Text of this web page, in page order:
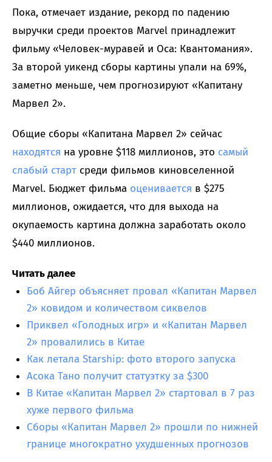
Пока, отмечает издание, рекорд по падению
выручки среди проектов Marvel принадлежит
фильму «Человек-муравей и Оса: Квантомания».
За второй уикенд сборы картины упали на 69%,
заметно меньше, чем прогнозируют «Капитану
Марвел 2».
Общие сборы «Капитана Марвел 2» сейчас
находятся на уровне $118 миллионов, это самый
слабый старт среди фильмов киновселенной
Marvel. Бюджет фильма оценивается в $275
миллионов, ожидается, что для выхода на
окупаемость картина должна заработать около
$440 миллионов.
Читать далее
Боб Айгер объясняет провал «Капитан Марвел
2» ковидом и количеством сиквелов
Приквел «Голодных игр» и «Капитан Марвел
2» провалились в Китае
Как летала Starship: фото второго запуска
Асока Тано получит статуэтку за $300
В Китае «Капитан Марвел 2» стартовал в 7 раз
хуже первого фильма
Сборы «Капитан Марвел 2» прошли по нижней
границе многократно ухудшенных прогнозов